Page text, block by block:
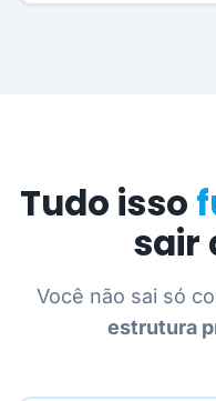
Tudo isso
sair
Você não sai só
estrutura